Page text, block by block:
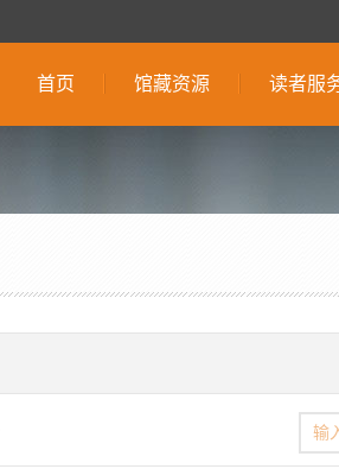
首页 馆藏资源 读者服